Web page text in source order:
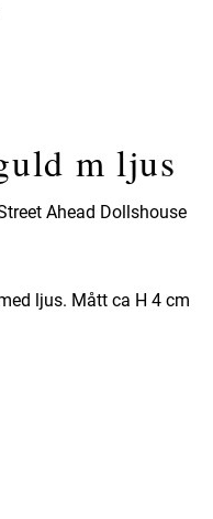
m ljus
Ahead Dollshouse
ljus. Mått ca H 4 cm